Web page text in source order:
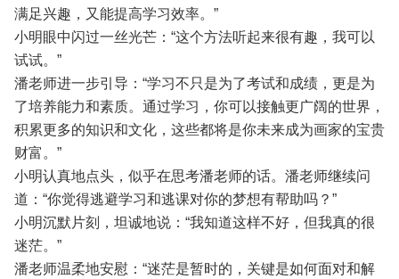
满足兴趣，又能提高学习效率。”
小明眼中闪过一丝光芒：“这个方法听起来很有趣，我可以
试试。”
潘老师进一步引导：“学习不只是为了考试和成绩，更是为
了培养能力和素质。通过学习，你可以接触更广阔的世界，
积累更多的知识和文化，这些都将是你未来成为画家的宝贵
财富。”
小明认真地点头，似乎在思考潘老师的话。潘老师继续问
道：“你觉得逃避学习和逃课对你的梦想有帮助吗？”
小明沉默片刻，坦诚地说：“我知道这样不好，但我真的很
迷茫。”
潘老师温柔地安慰：“迷茫是暂时的，关键是如何面对和解